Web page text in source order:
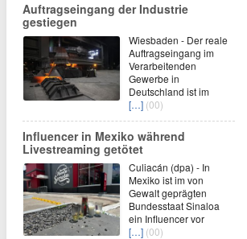
Auftragseingang der Industrie
gestiegen
Wiesbaden - Der reale
Auftragseingang im
Verarbeitenden
Gewerbe in
Deutschland ist im
[…] (00)
Influencer in Mexiko während
Livestreaming getötet
Culiacán (dpa) - In
Mexiko ist im von
Gewalt geprägten
Bundesstaat Sinaloa
ein Influencer vor
[…] (00)